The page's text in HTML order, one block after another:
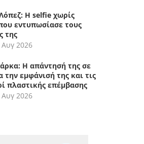
Η selfie χωρίς
εντυπωσίασε τους
της
Αυγ 2026
Η απάντησή της σε
την εμφάνισή της και τις
πλαστικής επέμβασης
Αυγ 2026